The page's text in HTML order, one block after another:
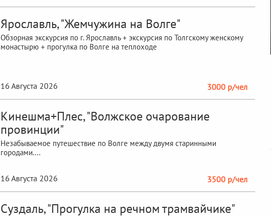
Ярославль, "Жемчужина на Волге"
Обзорная экскурсия по г. Ярославль + экскурсия по Толгскому женскому
монастырю + прогулка по Волге на теплоходе
16 Августа 2026 3000 р/чел
Кинешма+Плес, "Волжское очарование
провинции"
Незабываемое путешествие по Волге между двумя старинными
городами....
16 Августа 2026 3500 р/чел
Суздаль, "Прогулка на речном трамвайчике"